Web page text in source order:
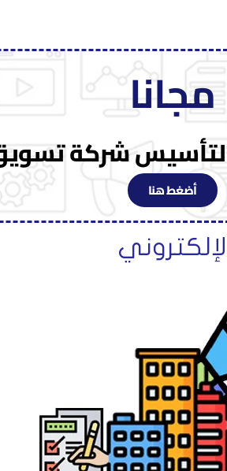
مجانا
شركة
أضغط هنا